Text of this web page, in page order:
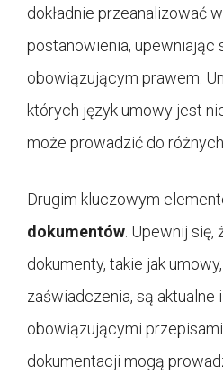
dokładnie przeanalizować
postanowienia, upewniając
obowiązującym prawem.
których język umowy jest
może prowadzić do
Drugim kluczowym
dokumentów. Upewnij się,
dokumenty, takie jak
zaświadczenia, są aktualne
obowiązującymi
dokumentacji mogą